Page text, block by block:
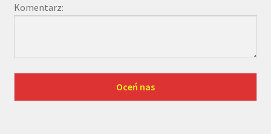
Komentarz: